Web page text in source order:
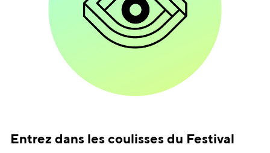
Entrez dans les coulisses du Festival